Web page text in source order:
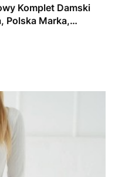
Komplet Damski
Polska Marka,